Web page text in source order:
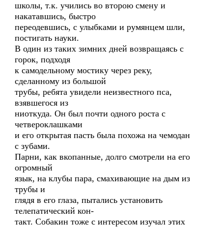
школы, т.к. учились во второю смену и
накатавшись, быстро
переодевшись, с улыбками и румянцем шли,
постигать науки.
В один из таких зимних дней возвращаясь с
горок, подходя
к самодельному мостику через реку,
сделанному из большой
трубы, ребята увидели неизвестного пса,
взявшегося из
ниоткуда. Он был почти одного роста с
четвероклашками
и его открытая пасть была похожа на чемодан
с зубами.
Парни, как вкопанные, долго смотрели на его
огромный
язык, на клубы пара, смахивающие на дым из
трубы и
глядя в его глаза, пытались установить
телепатический кон-
такт. Собакин тоже с интересом изучал этих